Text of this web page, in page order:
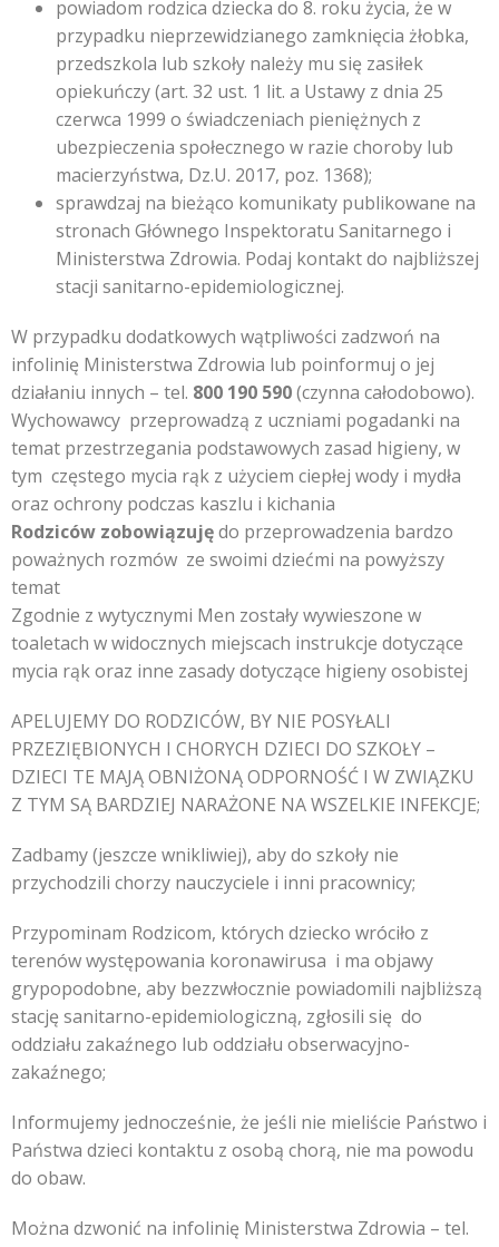
powiadom rodzica dziecka do 8. roku życia, że w
przypadku nieprzewidzianego zamknięcia żłobka,
przedszkola lub szkoły należy mu się zasiłek
opiekuńczy (art. 32 ust. 1 lit. a Ustawy z dnia 25
czerwca 1999 o świadczeniach pieniężnych z
ubezpieczenia społecznego w razie choroby lub
macierzyństwa, Dz.U. 2017, poz. 1368);
sprawdzaj na bieżąco komunikaty publikowane na
stronach Głównego Inspektoratu Sanitarnego i
Ministerstwa Zdrowia. Podaj kontakt do najbliższej
stacji sanitarno-epidemiologicznej.
W przypadku dodatkowych wątpliwości zadzwoń na
infolinię Ministerstwa Zdrowia lub poinformuj o jej
działaniu innych – tel. 800 190 590(czynna całodobowo).
Wychowawcy przeprowadzą z uczniami pogadanki na
temat przestrzegania podstawowych zasad higieny, w
tym częstego mycia rąk z użyciem ciepłej wody i mydła
oraz ochrony podczas kaszlu i kichania
Rodziców zobowiązujędo przeprowadzenia bardzo
poważnych rozmów ze swoimi dziećmi na powyższy
temat
Zgodnie z wytycznymi Men zostały wywieszone w
toaletach w widocznych miejscach instrukcje dotyczące
mycia rąk oraz inne zasady dotyczące higieny osobistej
APELUJEMY DO RODZICÓW, BY NIE POSYŁALI
PRZEZIĘBIONYCH I CHORYCH DZIECI DO SZKOŁY –
DZIECI TE MAJĄ OBNIŻONĄ ODPORNOŚĆ I W ZWIĄZKU
Z TYM SĄ BARDZIEJ NARAŻONE NA WSZELKIE INFEKCJE;
Zadbamy (jeszcze wnikliwiej), aby do szkoły nie
przychodzili chorzy nauczyciele i inni pracownicy;
Przypominam Rodzicom, których dziecko wróciło z
terenów występowania koronawirusa i ma objawy
grypopodobne, aby bezzwłocznie powiadomili najbliższą
stację sanitarno-epidemiologiczną, zgłosili się do
oddziału zakaźnego lub oddziału obserwacyjno-
zakaźnego;
Informujemy jednocześnie, że jeśli nie mieliście Państwo i
Państwa dzieci kontaktu z osobą chorą, nie ma powodu
do obaw.
Można dzwonić na infolinię Ministerstwa Zdrowia – tel.